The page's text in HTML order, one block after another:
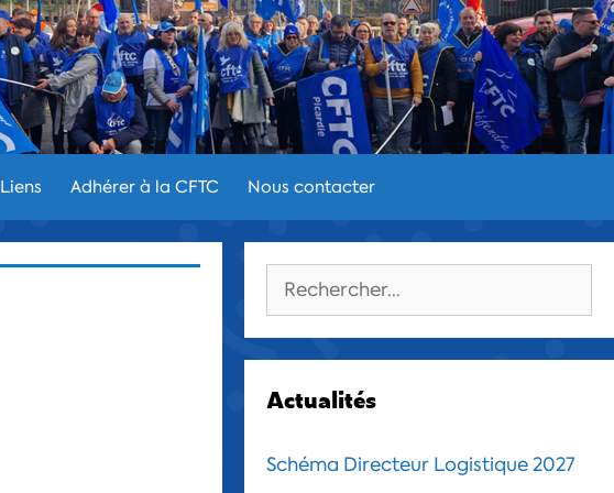
Liens Adhérer à la CFTC Nous contacter
Rechercher :
Actualités
Schéma Directeur Logistique 2027